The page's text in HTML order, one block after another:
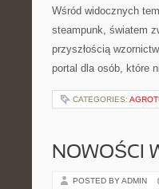
Wśród widocznych
steampunk, światem
przyszłością
portal dla osób, które
CATEGORIES:
NOWOŚCI
POSTED BY ADMIN